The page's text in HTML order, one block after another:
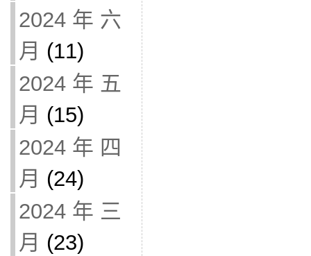
2024 年 六
月 (11)
2024 年 五
月 (15)
2024 年 四
月 (24)
2024 年 三
月 (23)